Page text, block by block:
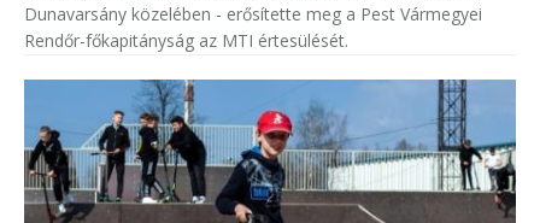
Dunavarsány közelében - erősítette meg a Pest Vármegyei
Rendőr-főkapitányság az MTI értesülését.